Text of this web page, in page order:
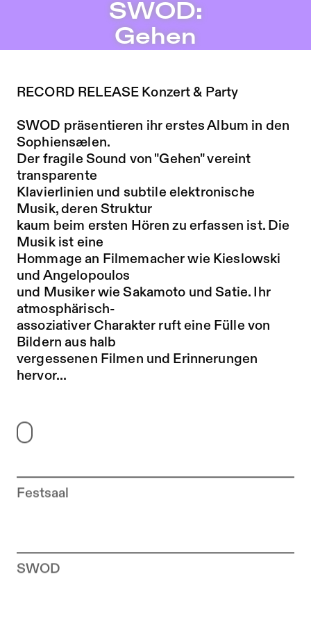
Zu Programm springen
Zu Aktuelles springen
SWOD: Gehen – Sophiensæle | Freies Theater in Berlin
SWOD:
Gehen
Festsaal
Zur Künstler*in-Seite von
SWOD
RECORD RELEASE Konzert & Party
SWOD präsentieren ihr erstes Album in den
Sophiensælen.
Der fragile Sound von "Gehen" vereint
transparente
Klavierlinien und subtile elektronische
Musik, deren Struktur
kaum beim ersten Hören zu erfassen ist. Die
Musik ist eine
Hommage an Filmemacher wie Kieslowski
und Angelopoulos
und Musiker wie Sakamoto und Satie. Ihr
atmosphärisch-
assoziativer Charakter ruft eine Fülle von
Bildern aus halb
vergessenen Filmen und Erinnerungen
hervor...